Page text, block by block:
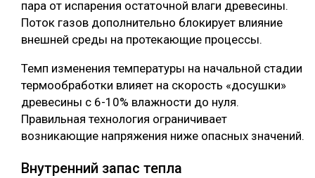
пара от испарения остаточной влаги древесины.
Поток газов дополнительно блокирует влияние
внешней среды на протекающие процессы.
Темп изменения температуры на начальной стадии
термообработки влияет на скорость «досушки»
древесины с 6-10% влажности до нуля.
Правильная технология ограничивает
возникающие напряжения ниже опасных значений.
Внутренний запас тепла